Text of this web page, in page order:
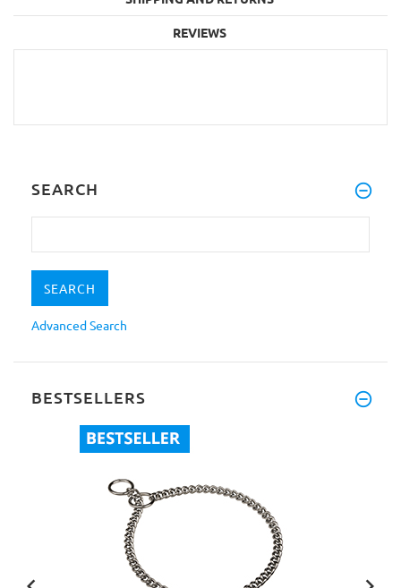
REVIEWS
SEARCH
Advanced Search
BESTSELLERS